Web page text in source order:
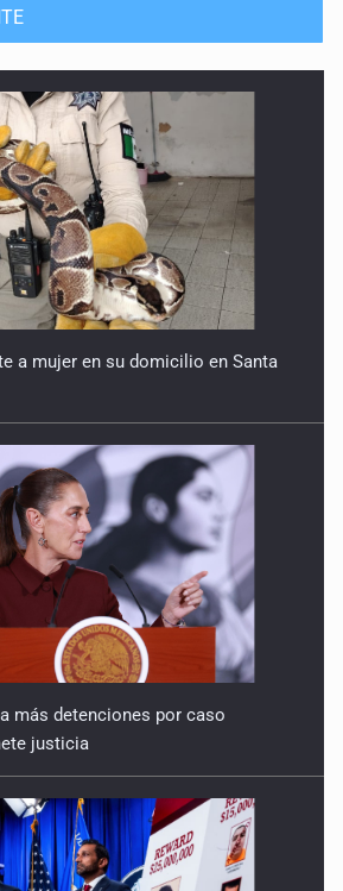
a mujer en su domicilio en Santa
más detenciones por caso
justicia